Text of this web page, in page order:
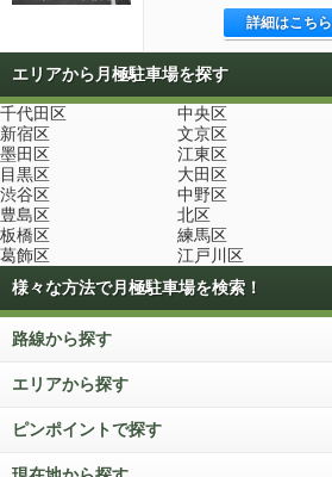
詳細はこちら
エリアから月極駐車場を探す
千代田区 中央区
新宿区
文京区
墨田区
江東区
目黒区
大田区
渋谷区
中野区
豊島区
北区
板橋区
練馬区
葛飾区
江戸川区
様々な方法で月極駐車場を検索！
路線から探す
エリアから探す
ピンポイントで探す